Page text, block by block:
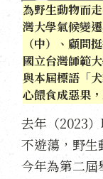
為野生動物而
灣大學氣候變
（中）、顧問
國立台灣師範
與本屆標語「
心餵食成惡果
去年（2023
不遊蕩，野生
今年為第二屆